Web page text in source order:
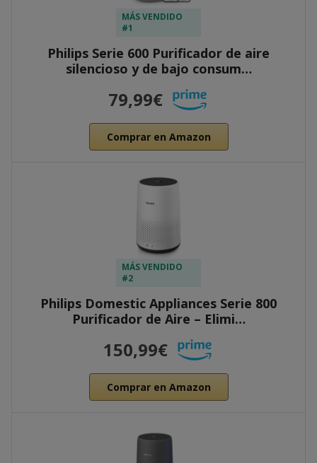
MÁS VENDIDO
#1
Philips Serie 600 Purificador de aire
silencioso y de bajo consum…
79,99€
Comprar en Amazon
MÁS VENDIDO
#2
Philips Domestic Appliances Serie 800
Purificador de Aire – Elimi…
150,99€
Comprar en Amazon